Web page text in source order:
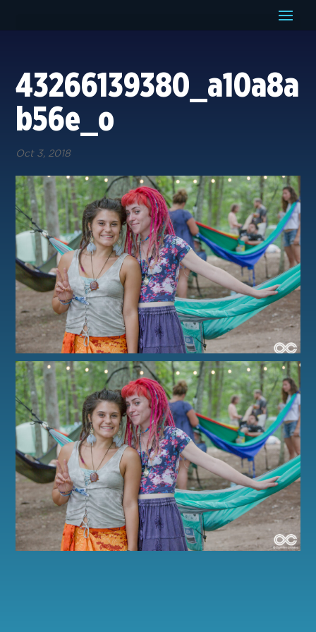
43266139380_a10a8a
b56e_o
Oct 3, 2018